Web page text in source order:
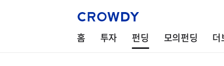
홈 투자 펀딩 모의펀딩 더